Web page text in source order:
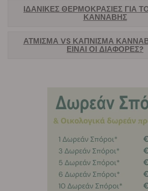
ΙΔΑΝΙΚΈΣ ΘΕΡΜΟΚΡΑΣΊΕΣ ΓΙΑ
ΚΆΝΝΑΒΗΣ
ΆΤΜΙΣΜΑ VS ΚΆΠΝΙΣΜΑ
ΕΊΝΑΙ ΟΙ ΔΙΑΦΟΡΈΣ?